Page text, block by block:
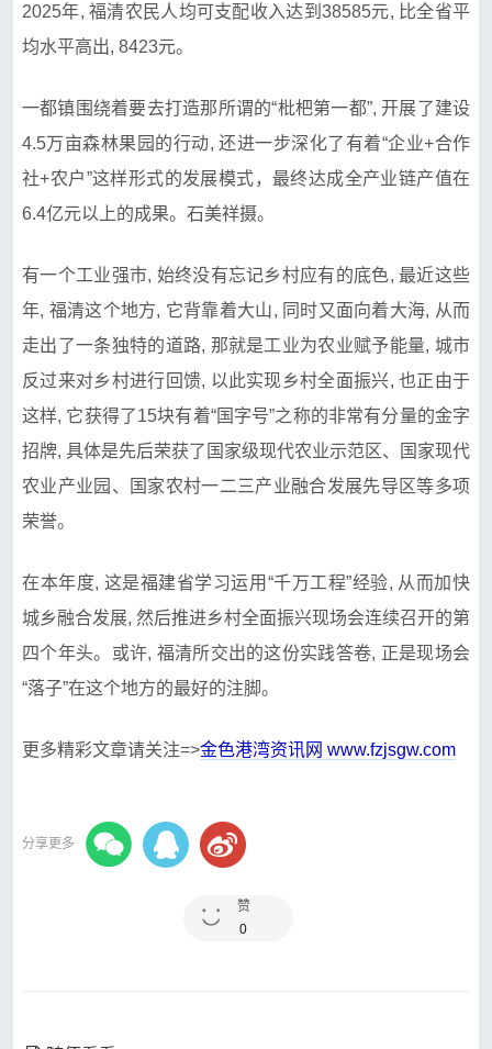
2025年, 福清农民人均可支配收入达到38585元, 比全省平
均水平高出, 8423元。
一都镇围绕着要去打造那所谓的“枇杷第一都”, 开展了建设
4.5万亩森林果园的行动, 还进一步深化了有着“企业+合作
社+农户”这样形式的发展模式，最终达成全产业链产值在
6.4亿元以上的成果。石美祥摄。
有一个工业强市, 始终没有忘记乡村应有的底色, 最近这些
年, 福清这个地方, 它背靠着大山, 同时又面向着大海, 从而
走出了一条独特的道路, 那就是工业为农业赋予能量, 城市
反过来对乡村进行回馈, 以此实现乡村全面振兴, 也正由于
这样, 它获得了15块有着“国字号”之称的非常有分量的金字
招牌, 具体是先后荣获了国家级现代农业示范区、国家现代
农业产业园、国家农村一二三产业融合发展先导区等多项
荣誉。
在本年度, 这是福建省学习运用“千万工程”经验, 从而加快
城乡融合发展, 然后推进乡村全面振兴现场会连续召开的第
四个年头。或许, 福清所交出的这份实践答卷, 正是现场会
“落子”在这个地方的最好的注脚。
更多精彩文章请关注=>金色港湾资讯网 www.fzjsgw.com
分享更多
赞
0